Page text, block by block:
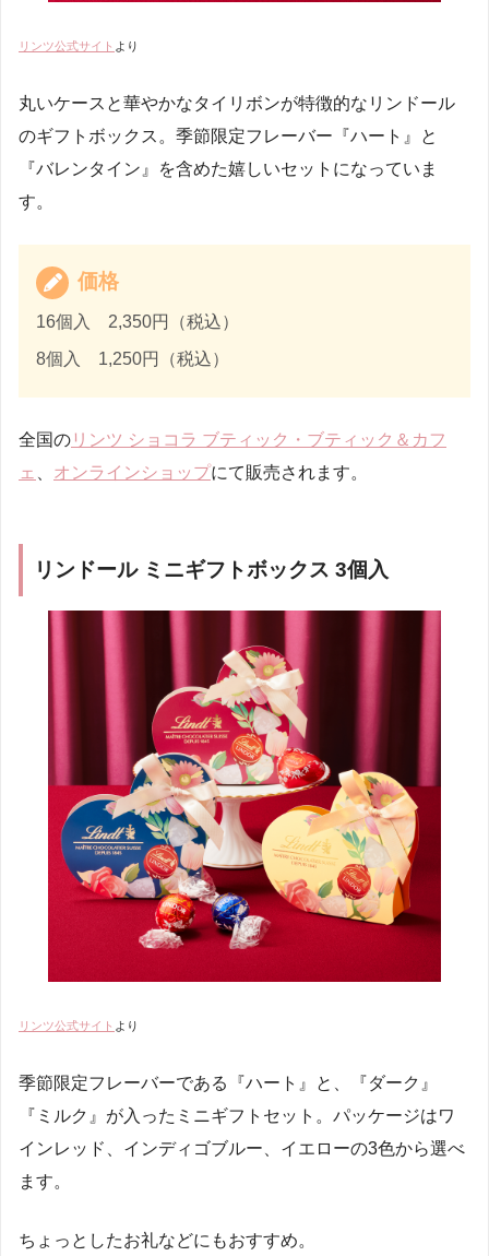
リンツ公式サイト より
丸いケースと華やかなタイリボンが特徴的なリンドール
のギフトボックス。季節限定フレーバー『ハート』と
『バレンタイン』を含めた嬉しいセットになっていま
す。
価格
16個入 2,350円（税込）
8個入 1,250円（税込）
全国の リンツ ショコラ ブティック・ブティック＆カフ
ェ
オンラインショップにて販売されます。
リンドール ミニギフトボックス 3個入
リンツ公式サイト より
季節限定フレーバーである『ハート』と、『ダーク』
『ミルク』が入ったミニギフトセット。パッケージはワ
インレッド、インディゴブルー、イエローの3色から選べ
ます。
ちょっとしたお礼などにもおすすめ。